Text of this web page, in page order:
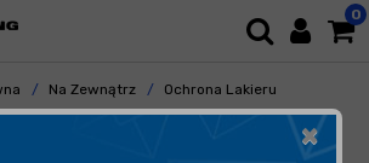
0
Na Zewnątrz
Ochrona Lakieru
Powłoki Ceramiczne
×